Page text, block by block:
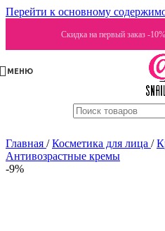
Перейти к основному
Скидка на первый заказ -
МЕНЮ
Главная / Косметика для лица /
Антивозрастные кремы
-9%